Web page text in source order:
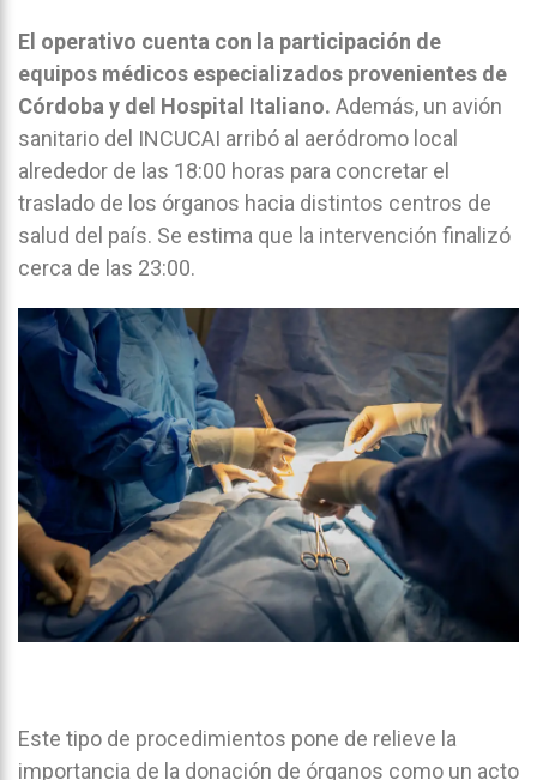
El operativo cuenta con la participación de
equipos médicos especializados provenientes de
Córdoba y del Hospital Italiano. Además, un avión
sanitario del INCUCAI arribó al aeródromo local
alrededor de las 18:00 horas para concretar el
traslado de los órganos hacia distintos centros de
salud del país. Se estima que la intervención finalizó
cerca de las 23:00.
Este tipo de procedimientos pone de relieve la
importancia de la donación de órganos como un acto